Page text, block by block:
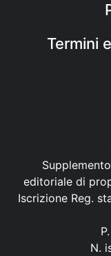
Termini
editoriale di
Iscrizione Reg.
N.